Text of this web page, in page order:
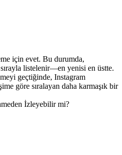
için evet. Bu durumda,
listelenir—en yenisi en üstte.
geçtiğinde, Instagram
göre sıralayan daha karmaşık bir
İzleyebilir mi?